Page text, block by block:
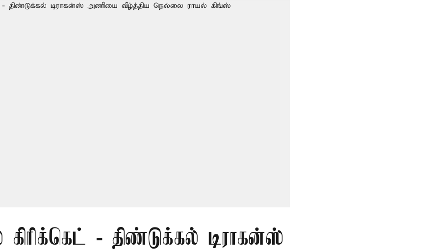
கிரிக்கெட் - திண்டுக்கல் டிராகன்ஸ்